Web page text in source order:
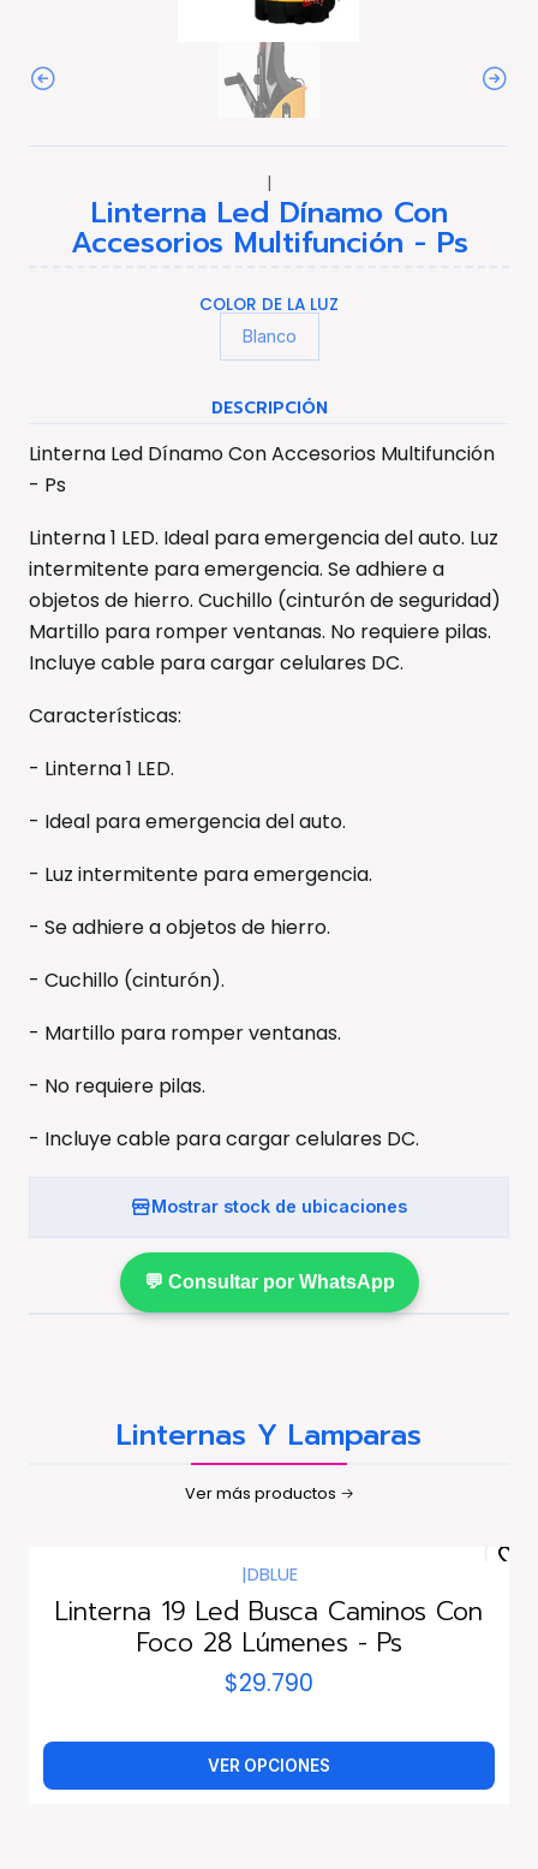
|
Linterna Led Dínamo Con
Accesorios Multifunción - Ps
COLOR DE LA LUZ
Blanco
DESCRIPCIÓN
Linterna Led Dínamo Con Accesorios Multifunción
- Ps
Linterna 1 LED. Ideal para emergencia del auto. Luz
intermitente para emergencia. Se adhiere a
objetos de hierro. Cuchillo (cinturón de seguridad)
Martillo para romper ventanas. No requiere pilas.
Incluye cable para cargar celulares DC.
Características:
- Linterna 1 LED.
- Ideal para emergencia del auto.
- Luz intermitente para emergencia.
- Se adhiere a objetos de hierro.
- Cuchillo (cinturón).
- Martillo para romper ventanas.
- No requiere pilas.
- Incluye cable para cargar celulares DC.
Mostrar stock de ubicaciones
💬 Consultar por WhatsApp
Linternas Y Lamparas
Ver más productos
|DBLUE
Linterna 19 Led Busca Caminos Con
Foco 28 Lúmenes - Ps
$29.790
VER OPCIONES